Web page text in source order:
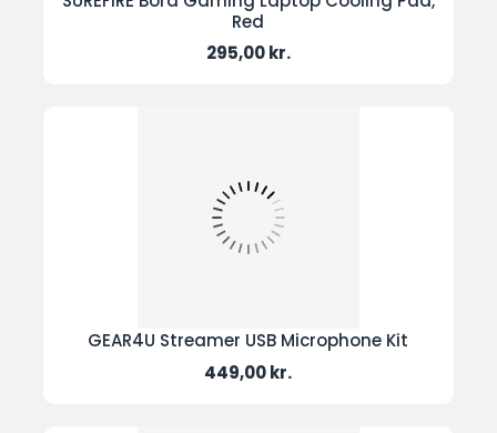
Red
Pris
295,00 kr.
GEAR4U Streamer USB Microphone Kit
Pris
449,00 kr.